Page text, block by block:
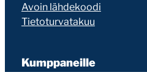
Avoin lähdekoodi
Tietoturvatakuu
Kumppaneille